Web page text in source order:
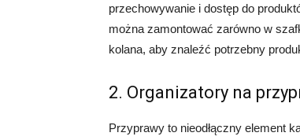
przechowywanie i dostęp do
można zamontować zarówno w
kolana, aby znaleźć potrzebny
2. Organizatory na
Przyprawy to nieodłączny element